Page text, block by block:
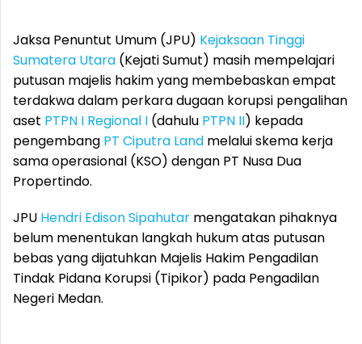
Jaksa Penuntut Umum (JPU) Kejaksaan Tinggi
Sumatera Utara (Kejati Sumut) masih mempelajari
putusan majelis hakim yang membebaskan empat
terdakwa dalam perkara dugaan korupsi pengalihan
aset PTPN I Regional I (dahulu PTPN II) kepada
pengembang PT Ciputra Land melalui skema kerja
sama operasional (KSO) dengan PT Nusa Dua
Propertindo.
JPU Hendri Edison Sipahutar mengatakan pihaknya
belum menentukan langkah hukum atas putusan
bebas yang dijatuhkan Majelis Hakim Pengadilan
Tindak Pidana Korupsi (Tipikor) pada Pengadilan
Negeri Medan.